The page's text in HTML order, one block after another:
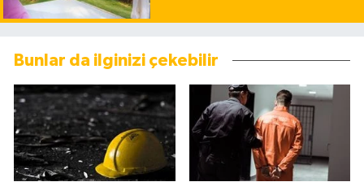
Bunlar da ilginizi çekebilir